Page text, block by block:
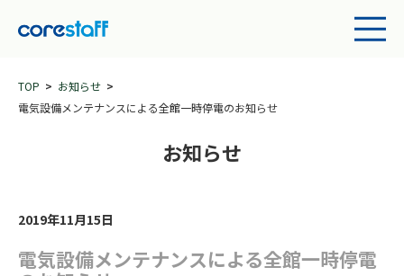
TOP
お知らせ
電気設備メンテナンスによる全館一時停電のお知らせ
お知らせ
2019年11月15日
電気設備メンテナンスによる全館一時停電